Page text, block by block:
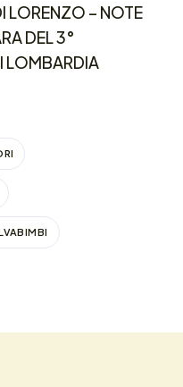
LORENZO – NOTE
DEL 3°
LOMBARDIA